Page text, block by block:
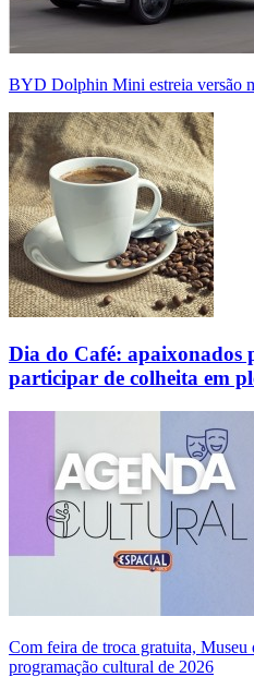
BYD Dolphin Mini estreia versão
Dia do Café: apaixonados
participar de colheita em
Com feira de troca gratuita, Museu
programação cultural de 2026